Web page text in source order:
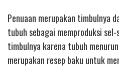
Penuaan merupakan timbulnya
tubuh sebagai memproduksi
timbulnya karena tubuh
merupakan resep baku untuk